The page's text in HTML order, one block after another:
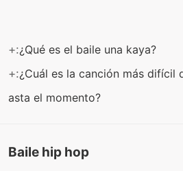
+:¿Qué es el baile una kaya?
+:¿Cuál es la canción más difícil
asta el momento?
Baile hip hop